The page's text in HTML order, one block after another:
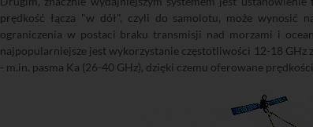
prędkość łącza "w dół", czyli do samolotu, może wynosić
ograniczenia w postaci braku transmisji nad morzami i
najpopularniejsze jest wykorzystanie częstotliwości 12-18 GHz
- m.in. pasma Ka (26-40 GHz), dzięki czemu oferowane